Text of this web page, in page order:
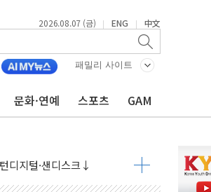
2026.08.07 (금) | ENG | 中文
패밀리 사이트
문화·연예 스포츠 GAM
이익 21% 증가" 전망
거짓 깃발 작전"
빌리티 구체화
디스크·피그마·앱러빈↓
디지털·샌디스크↓